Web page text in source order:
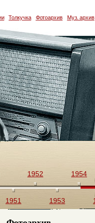
Толкучка Фотоархив Муз. архив
1951
1952
1953
1954